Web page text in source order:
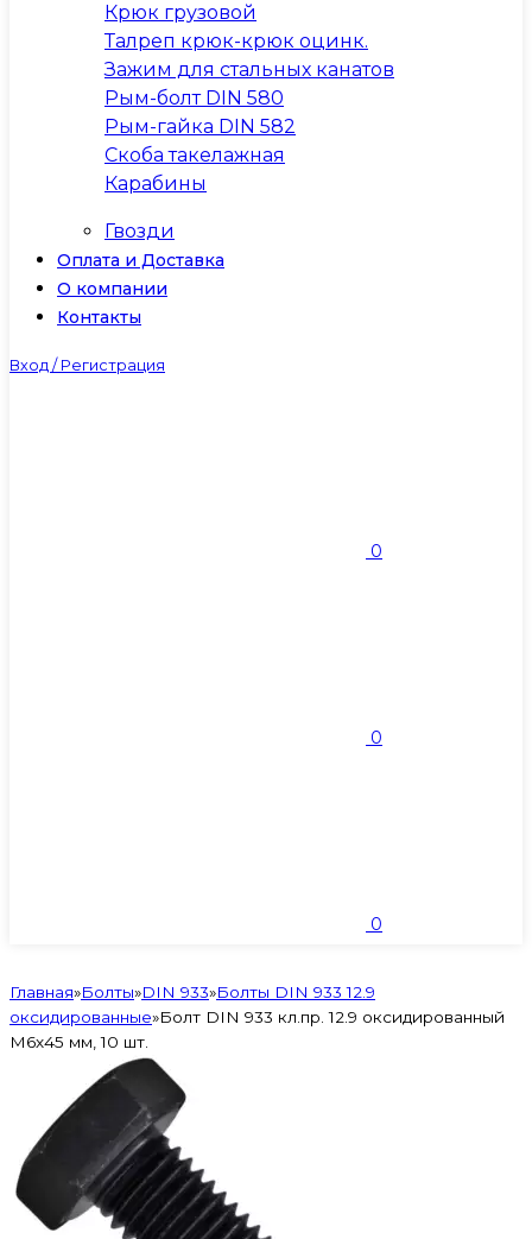
Крюк грузовой
Талреп крюк-крюк оцинк.
Зажим для стальных канатов
Рым-болт DIN 580
Рым-гайка DIN 582
Скоба такелажная
Карабины
Гвозди
Оплата и Доставка
О компании
Контакты
Вход / Регистрация
0
0
0
Главная»Болты»DIN 933»Болты DIN 933 12.9
оксидированные»Болт DIN 933 кл.пр. 12.9 оксидированный
M6х45 мм, 10 шт.